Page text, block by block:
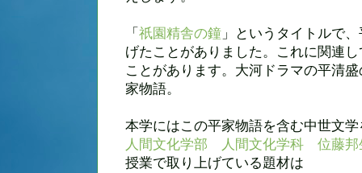
「 祇園精舎の鐘 」というタイトルで
げたことがありました。これに関連
ことがあります。大河ドラマの平清
家物語。
本学にはこの平家物語を含む中世文
人間文化学部
人間文化学科
位藤
授業で取り上げている題材は